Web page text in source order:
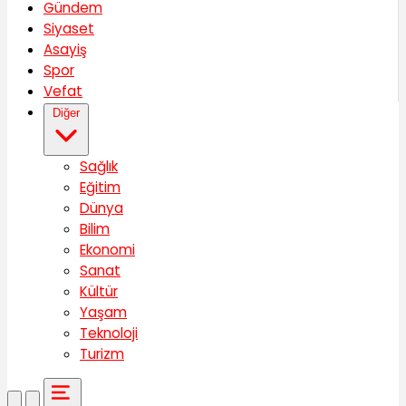
Gündem
Siyaset
Asayiş
Spor
Vefat
Diğer
Sağlık
Eğitim
Dünya
Bilim
Ekonomi
Sanat
Kültür
Yaşam
Teknoloji
Turizm